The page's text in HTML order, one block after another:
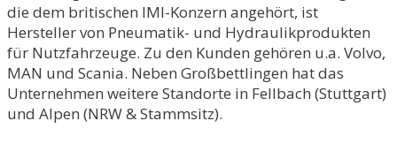
die dem britischen IMI-Konzern angehört, ist
Hersteller von Pneumatik- und Hydraulikprodukten
für Nutzfahrzeuge. Zu den Kunden gehören u.a. Volvo,
MAN und Scania. Neben Großbettlingen hat das
Unternehmen weitere Standorte in Fellbach (Stuttgart)
und Alpen (NRW & Stammsitz).